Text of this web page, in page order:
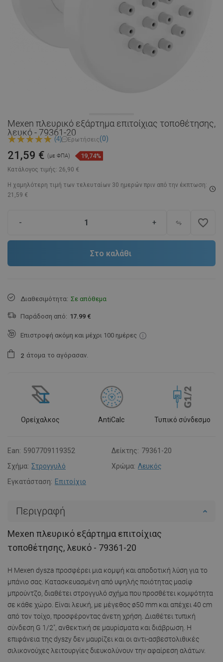
Mexen πλευρικό εξάρτημα επιτοίχιας τοποθέτησης,
λευκό - 79361-20
(4) Ερωτήσεις(0)
Κατάλογος τιμής: 26,90 €
21,59 € (με ΦΠΑ) 19,74%
Η χαμηλότερη τιμή των τελευταίων 30 ημερών πριν από την έκπτωση:
21,59 €
- + favorite_border
Στο καλάθι
Διαθεσιμότητα: Σε απόθεμα
Παράδοση από: 17.99 €
Επιστροφή ακόμη και μέχρι 100 ημέρες
2 άτομα το αγόρασαν.
Ορείχαλκος AntiCalc Τυπικό σύνδεσμο
Ean: 5907709119352 Δείκτης: 79361-20
Σχήμα: Στρογγυλό Χρώμα: Λευκός
Εγκατάσταση: Επιτοίχιο
Περιγραφή
Mexen πλευρικό εξάρτημα επιτοίχιας
τοποθέτησης, λευκό - 79361-20
Η Mexen dysza προσφέρει μια κομψή και αποδοτική λύση για το
μπάνιο σας. Κατασκευασμένη από υψηλής ποιότητας μασίφ
μπρούντζο, διαθέτει στρογγυλό σχήμα που προσθέτει κομψότητα
σε κάθε χώρο. Είναι λευκή, με μέγεθος ø50 mm και απέχει 40 cm
από τον τοίχο, προσφέροντας άνετη χρήση. Διαθέτει τυπική
σύνδεση G 1/2", ανθεκτική σε μαυρίσματα και διάβρωση. Η
επιφάνεια της dyszy δεν μαυρίζει και οι αντι-ασβεστολιθικές
σιλικονούχες λειτουργίες διευκολύνουν την αφαίρεση αλάτων.